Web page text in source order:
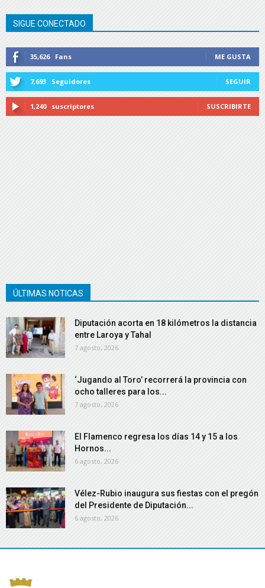
SIGUE CONECTADO
35,626 Fans ME GUSTA
7,693 Seguidores SEGUIR
1,240 suscriptores SUSCRIBIRTE
ÚLTIMAS NOTICAS
Diputación acorta en 18 kilómetros la distancia
entre Laroya y Tahal
7 agosto, 2026
‘Jugando al Toro’ recorrerá la provincia con
ocho talleres para los...
7 agosto, 2026
El Flamenco regresa los días 14 y 15 a los
Hornos...
6 agosto, 2026
Vélez-Rubio inaugura sus fiestas con el pregón
del Presidente de Diputación...
6 agosto, 2026